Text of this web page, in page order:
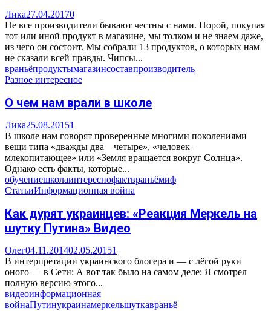
Лика27.04.20170
Не все производители бывают честны с нами. Порой, покупая
тот или иной продукт в магазине, мы толком и не знаем даже,
из чего он состоит. Мы собрали 13 продуктов, о которых нам
не сказали всей правды. Чипсы...
враньёпродуктымагазинсоставпроизводитель
Разное интересное
О чем нам врали в школе
Лика25.08.20151
В школе нам говорят проверенные многими поколениями
вещи типа «дважды два – четыре», «человек –
млекопитающее» или «Земля вращается вокруг Солнца».
Однако есть факты, которые...
обучениешколаинтереснофактвраньёмиф
СтатьиИнформационная война
Как дурят украинцев: «Реакция Меркель на
шутку Путина» Видео
Олег04.11.201402.05.20151
В интерпретации украинского блогера и — с лёгой руки
оного — в Сети: А вот так было на самом деле: Я смотрел
полную версию этого...
видеоинформационная
войнаПутинукраинамеркельшуткавраньё